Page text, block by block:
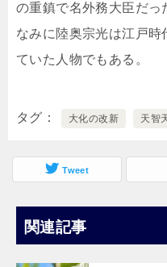
の重鎮で名外務大臣だっ
なみに陸奥宗光は江戸
ていた人物でもある。
タグ 大化の改新 天智
Tweet
関連記事